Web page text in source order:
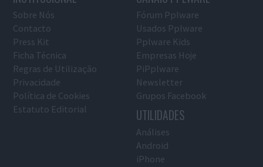
Sobre Nós
Contacto
Press Kit
Ficha Técnica
Regras de Utilização
Privacidade
Política de Cookies
Estatuto Editorial
Fórum Pplware
Usados Pplware
Pplware Kids
Empresas Hoje
PiPplware
Newsletter
Grupos Facebook
UTILIDADES
Análises
Android
iPhone